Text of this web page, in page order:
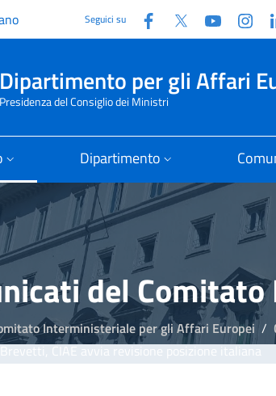
Seguici su Facebook
Twitter YouTube
Dipartimento per gli Affari
Presidenza del Consiglio dei Ministri
Dipartimento
del
Interministeriale per gli Affari Europei
CIAE avvia revisione posizione italiana